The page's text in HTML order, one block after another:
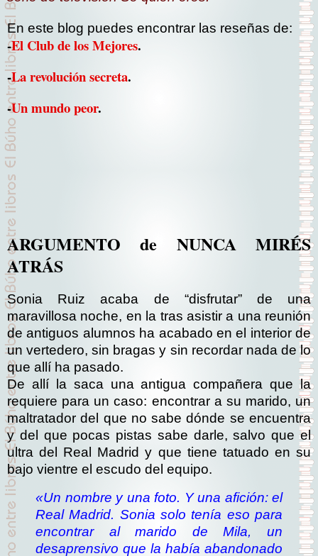
En este blog puedes encontrar las reseñas de:
-El Club de los Mejores.
-La revolución secreta.
-Un mundo peor.
ARGUMENTO de NUNCA MIRÉS
ATRÁS
Sonia Ruiz acaba de “disfrutar” de una
maravillosa noche, en la tras asistir a una reunión
de antiguos alumnos ha acabado en el interior de
un vertedero, sin bragas y sin recordar nada de lo
que allí ha pasado.
De allí la saca una antigua compañera que la
requiere para un caso: encontrar a su marido, un
maltratador del que no sabe dónde se encuentra
y del que pocas pistas sabe darle, salvo que el
ultra del Real Madrid y que tiene tatuado en su
bajo vientre el escudo del equipo.
«Un nombre y una foto. Y una afición: el
Real Madrid. Sonia solo tenía eso para
encontrar al marido de Mila, un
desaprensivo que la había abandonado